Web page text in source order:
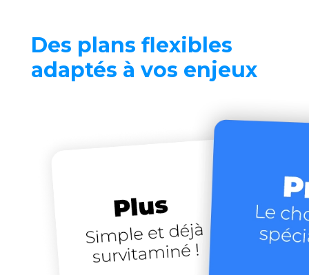
Des plans flexibles
adaptés à vos enjeux